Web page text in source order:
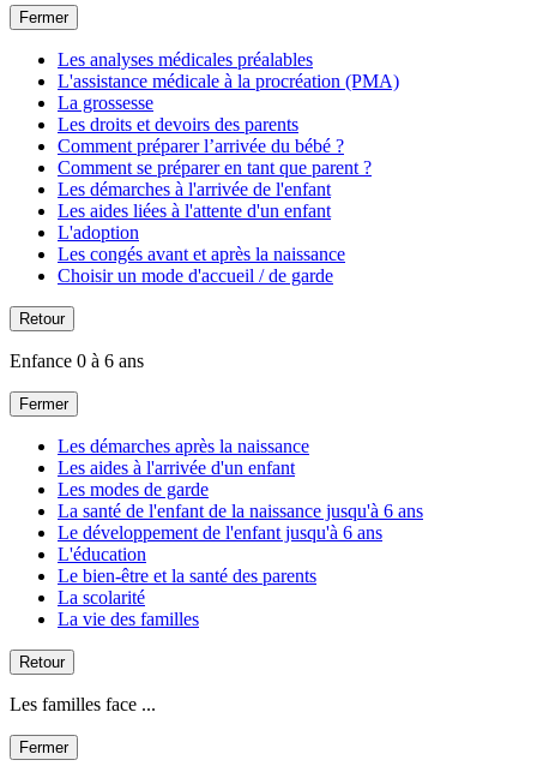
Fermer
Les analyses médicales préalables
L'assistance médicale à la procréation (PMA)
La grossesse
Les droits et devoirs des parents
Comment préparer l’arrivée du bébé ?
Comment se préparer en tant que parent ?
Les démarches à l'arrivée de l'enfant
Les aides liées à l'attente d'un enfant
L'adoption
Les congés avant et après la naissance
Choisir un mode d'accueil / de garde
Retour
Enfance 0 à 6 ans
Fermer
Les démarches après la naissance
Les aides à l'arrivée d'un enfant
Les modes de garde
La santé de l'enfant de la naissance jusqu'à 6 ans
Le développement de l'enfant jusqu'à 6 ans
L'éducation
Le bien-être et la santé des parents
La scolarité
La vie des familles
Retour
Les familles face ...
Fermer